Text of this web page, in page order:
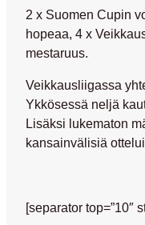
2 x Suomen Cupin
hopeaa, 4 x
mestaruus.
Veikkausliigassa
Ykkösessä neljä
Lisäksi lukematon
kansainvälisiä
[separator top=”10″